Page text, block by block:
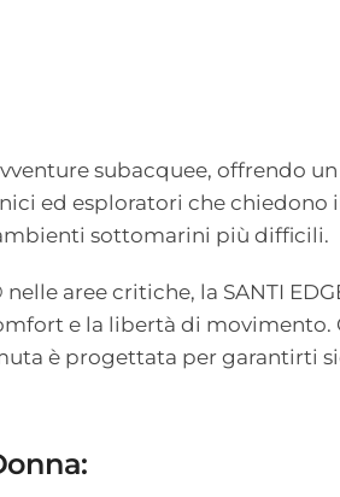
subacquee, offrendo
ed esploratori che chiedono
sottomarini più difficili.
nelle aree critiche, la SANTI
e la libertà di movimento.
è progettata per garantirti